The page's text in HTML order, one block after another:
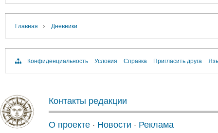
Главная › Дневники
Конфиденциальность Условия Справка Пригласить друга
Контакты редакции
О проекте · Новости · Реклама